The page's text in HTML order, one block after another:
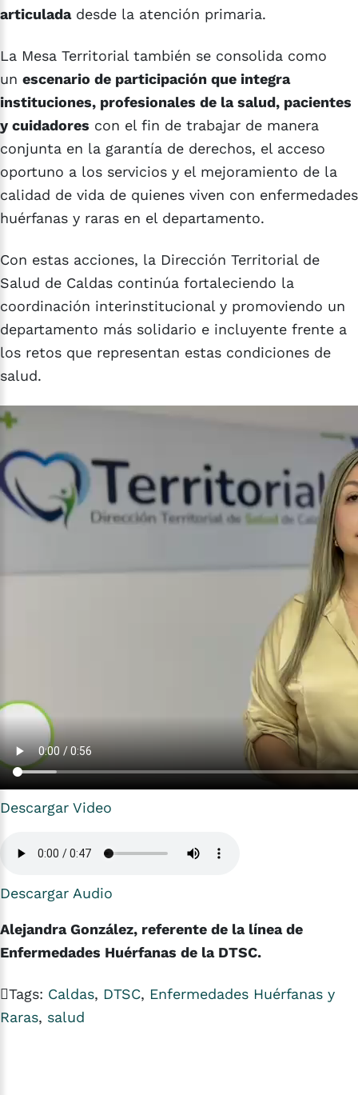
articuladadesde la atención primaria.
La Mesa Territorial también se consolida como
un escenario de participación que integra
instituciones, profesionales de la salud, pacientes
y cuidadores con el fin de trabajar de manera
conjunta en la garantía de derechos, el acceso
oportuno a los servicios y el mejoramiento de la
calidad de vida de quienes viven con enfermedades
huérfanas y raras en el departamento.
Con estas acciones, la Dirección Territorial de
Salud de Caldas continúa fortaleciendo la
coordinación interinstitucional y promoviendo un
departamento más solidario e incluyente frente a
los retos que representan estas condiciones de
salud.
Descargar Video
Descargar Audio
Alejandra González, referente de la línea de
Enfermedades Huérfanas de la DTSC.
Tags: Caldas, DTSC, Enfermedades Huérfanas y
Raras, salud